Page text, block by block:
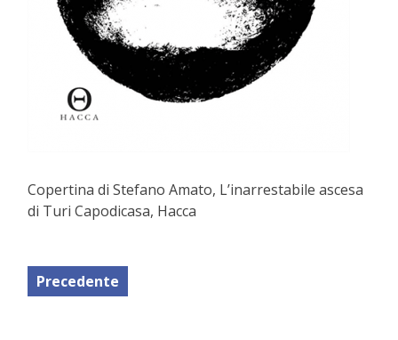
Copertina di Stefano Amato, L’inarrestabile ascesa
di Turi Capodicasa, Hacca
Precedente